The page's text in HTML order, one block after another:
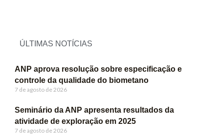
ÚLTIMAS NOTÍCIAS
ANP aprova resolução sobre especificação e
controle da qualidade do biometano
7 de agosto de 2026
Seminário da ANP apresenta resultados da
atividade de exploração em 2025
7 de agosto de 2026